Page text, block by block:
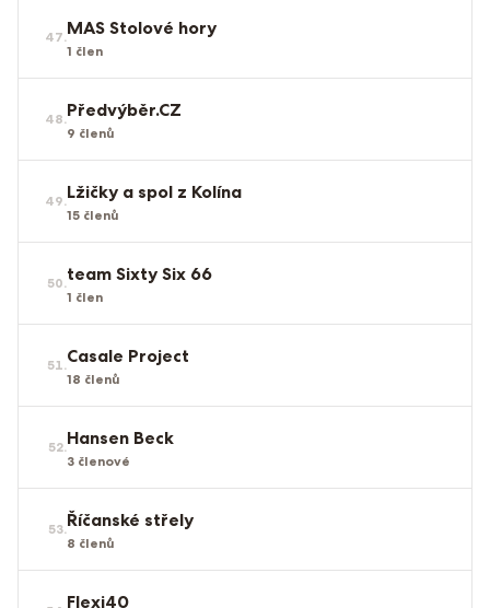
47.MAS Stolové hory
1 člen
48.Předvýběr.CZ
9 členů
49.Lžičky a spol z Kolína
15 členů
50.team Sixty Six 66
1 člen
51.Casale Project
18 členů
52.Hansen Beck
3 členové
53.Říčanské střely
8 členů
Flexi40